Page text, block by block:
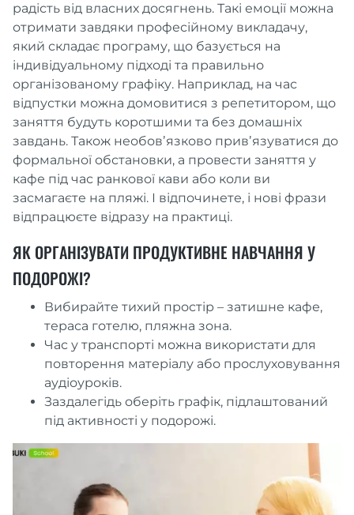
радість від власних досягнень. Такі емоції можна
отримати завдяки професійному викладачу,
який складає програму, що базується на
індивідуальному підході та правильно
організованому графіку. Наприклад, на час
відпустки можна домовитися з репетитором, що
заняття будуть коротшими та без домашніх
завдань. Також необовʼязково привʼязуватися до
формальної обстановки, а провести заняття у
кафе під час ранкової кави або коли ви
засмагаєте на пляжі. І відпочинете, і нові фрази
відпрацюєте відразу на практиці.
ЯК ОРГАНІЗУВАТИ ПРОДУКТИВНЕ НАВЧАННЯ У
ПОДОРОЖІ?
Вибирайте тихий простір – затишне кафе,
тераса готелю, пляжна зона.
Час у транспорті можна використати для
повторення матеріалу або прослуховування
аудіоуроків.
Заздалегідь оберіть графік, підлаштований
під активності у подорожі.